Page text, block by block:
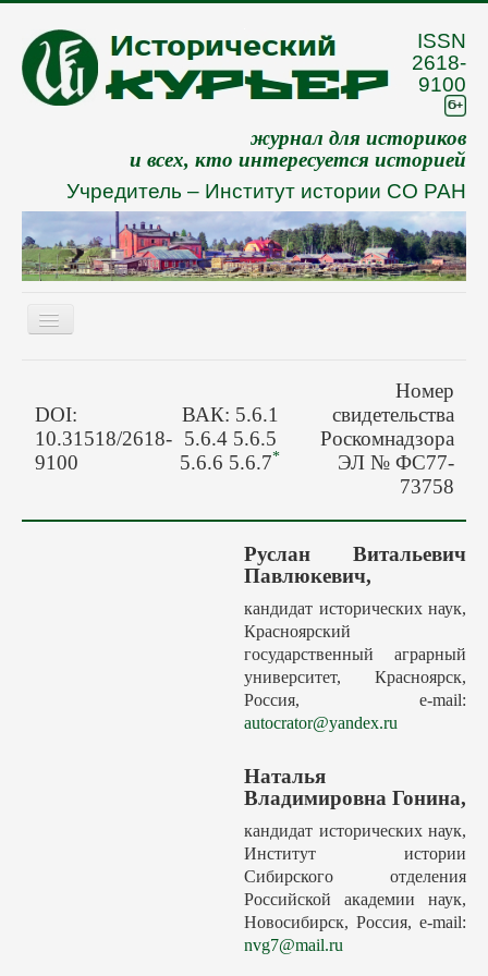
ISSN
2618-
9100
журнал для историков
и всех, кто интересуется историей
Учредитель – Институт истории СО РАН
Включить/
О журнале
Архив
Грядущие выпуски
DOI:
10.31518/2618-
9100
ВАК: 5.6.1
5.6.4 5.6.5
5.6.6 5.6.7*
Номер
свидетельства
Роскомнадзора
ЭЛ № ФС77-
73758
Руслан Витальевич
Павлюкевич,
кандидат исторических наук,
Красноярский
государственный аграрный
университет, Красноярск,
Россия, e-mail:
autocrator@yandex.ru
Наталья
Владимировна Гонина,
кандидат исторических наук,
Институт истории
Сибирского отделения
Российской академии наук,
Новосибирск, Россия, e-mail:
nvg7@mail.ru